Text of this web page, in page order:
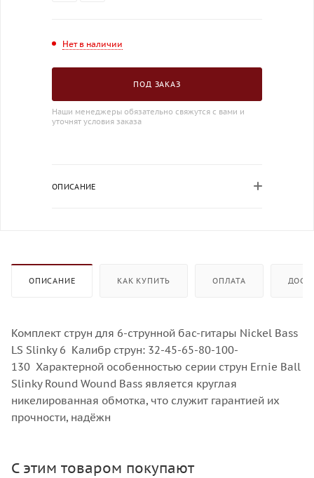
Нет в наличии
ПОД ЗАКАЗ
Наши менеджеры обязательно свяжутся с вами и
уточнят условия заказа
ОПИСАНИЕ
ОПИСАНИЕ КАК КУПИТЬ ОПЛАТА
Комплект струн для 6-струнной бас-гитары Nickel Bass
LS Slinky 6 Калибр струн: 32-45-65-80-100-
130 Характерной особенностью серии струн Ernie Ball
Slinky Round Wound Bass является круглая
никелированная обмотка, что служит гарантией их
прочности, надёжн
С этим товаром покупают